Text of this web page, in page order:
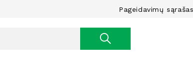
Pageidavimų